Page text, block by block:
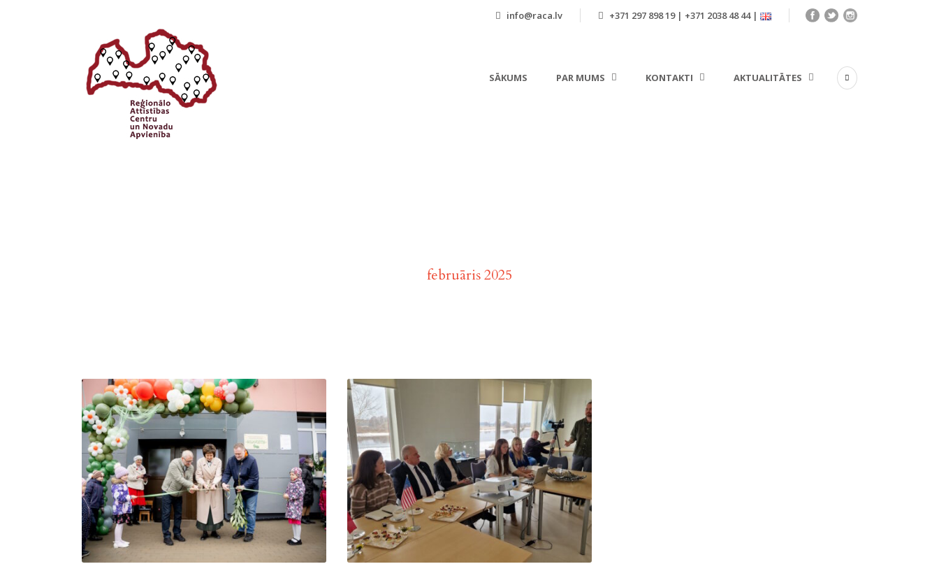
info@raca.lv +371 297 898 19 | +371 2038 48 44 |
SĀKUMS PAR MUMS KONTAKTI AKTUALITĀTES
februāris 2025